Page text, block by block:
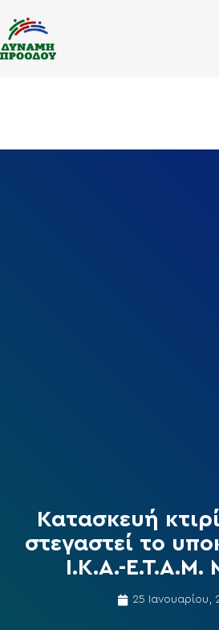
Κατασκευή
στεγαστεί το
Ι.Κ.Α.-Ε.Τ.Α.Μ.
25 Ιανουαρίου,